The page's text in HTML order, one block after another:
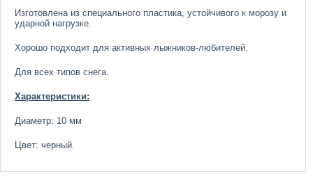
Изготовлена из специального пластика, устойчивого к морозу и
ударной нагрузке.
Хорошо подходит для активных лыжников-любителей.
Для всех типов снега.
Характеристики:
Диаметр: 10 мм
Цвет: черный.